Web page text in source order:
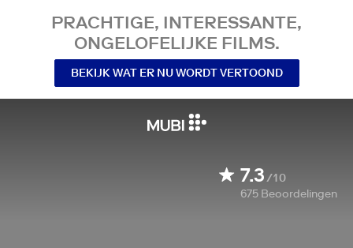
PRACHTIGE, INTERESSANTE,
ONGELOFELIJKE FILMS.
BEKIJK WAT ER NU WORDT VERTOOND
7.3/10
675 Beoordelingen